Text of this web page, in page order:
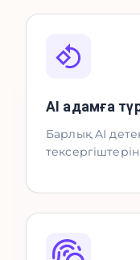
AI адамға
Барлық AI